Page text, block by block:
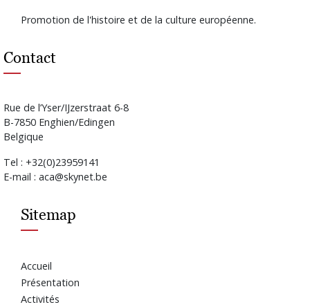
Promotion de l'histoire et de la culture européenne.
Contact
Rue de l’Yser/IJzerstraat 6-8
B-7850 Enghien/Edingen
Belgique
Tel : +32(0)23959141
E-mail : aca@skynet.be
Sitemap
Accueil
Présentation
Activités